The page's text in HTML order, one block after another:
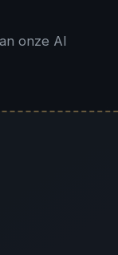
onze AI